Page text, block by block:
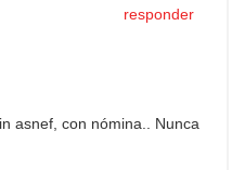
responder
asnef, con nómina.. Nunca